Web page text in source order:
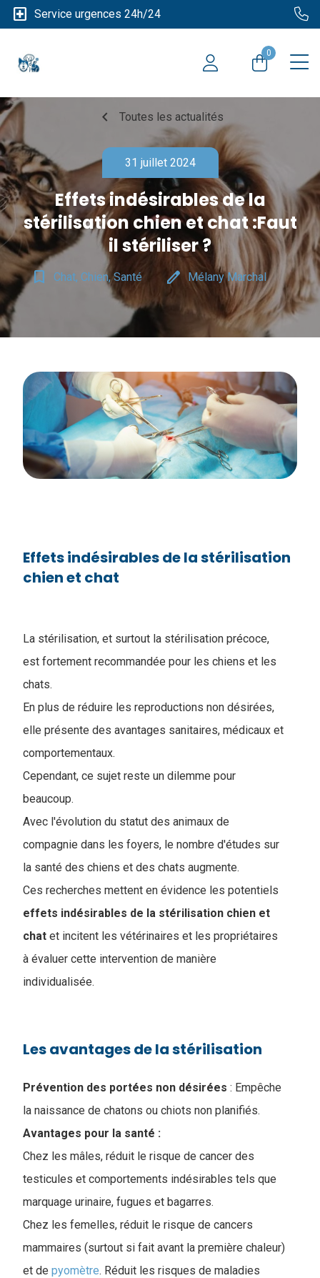
local_hospital Service urgences 24h/24
0
chevron_left Toutes les actualités
31 juillet 2024
Effets indésirables de la
stérilisation chien et chat :Faut
il stériliser ?
bookmark_border Chat, Chien, Santé edit Mélany Marchal
Effets indésirables de la stérilisation
chien et chat
La stérilisation, et surtout la stérilisation précoce,
est fortement recommandée pour les chiens et les
chats.
En plus de réduire les reproductions non désirées,
elle présente des avantages sanitaires, médicaux et
comportementaux.
Cependant, ce sujet reste un dilemme pour
beaucoup.
Avec l'évolution du statut des animaux de
compagnie dans les foyers, le nombre d'études sur
la santé des chiens et des chats augmente.
Ces recherches mettent en évidence les potentiels
effets indésirables de la stérilisation chien et
chat et incitent les vétérinaires et les propriétaires
à évaluer cette intervention de manière
individualisée.
Les avantages de la stérilisation
Prévention des portées non désirées : Empêche
la naissance de chatons ou chiots non planifiés.
Avantages pour la santé :
Chez les mâles, réduit le risque de cancer des
testicules et comportements indésirables tels que
marquage urinaire, fugues et bagarres.
Chez les femelles, réduit le risque de cancers
mammaires (surtout si fait avant la première chaleur)
et de pyomètre. Réduit les risques de maladies